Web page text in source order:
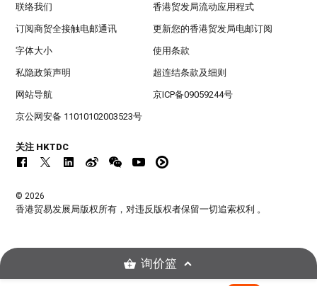
联络我们 香港贸发局流动应用程式
订阅商贸全接触电邮通讯 更新您的香港贸发局电邮订阅
字体大小 使用条款
私隐政策声明 超连结条款及细则
网站导航 京ICP备09059244号
京公网安备 11010102003523号
关注 HKTDC
© 2026
香港贸易发展局版权所有，对违反版权者保留一切追索权利 。
询价篮